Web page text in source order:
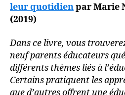
leur quotidienpar Marie
(2019)
Dans ce livre, vous
neuf parents éducateurs
différents thèmes liés à
Certains pratiquent les
que d’autres offrent une